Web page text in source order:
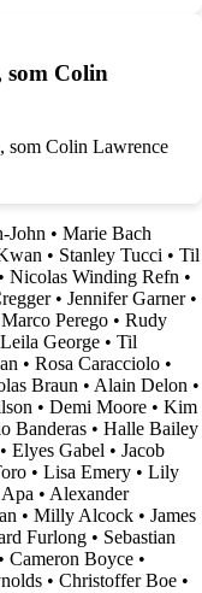
som Colin
som Colin Lawrence
John • Marie Bach
• Stanley Tucci • Til
• Nicolas Winding Refn •
• Jennifer Garner•
Marco Perego • Rudy
Leila George • Til
• Rosa Caracciolo •
Braun • Alain Delon •
• Demi Moore • Kim
Banderas • Halle Bailey
Elyes Gabel • Jacob
• Lisa Emery • Lily
• Alexander
• Milly Alcock • James
Furlong • Sebastian
Cameron Boyce •
• Christoffer Boe •